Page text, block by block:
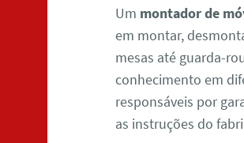
Um montador de
em montar,
mesas até guarda-
conhecimento em
responsáveis por
as instruções do